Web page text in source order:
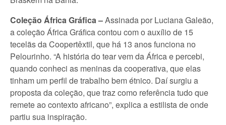
Coleção África Gráfica –Assinada por Luciana Galeão,
a coleção África Gráfica contou com o auxílio de 15
tecelãs da Coopertêxtil, que há 13 anos funciona no
Pelourinho. “A história do tear vem da África e percebi,
quando conheci as meninas da cooperativa, que elas
tinham um perfil de trabalho bem étnico. Daí surgiu a
proposta da coleção, que traz como referência tudo que
remete ao contexto africano”, explica a estilista de onde
partiu sua inspiração.